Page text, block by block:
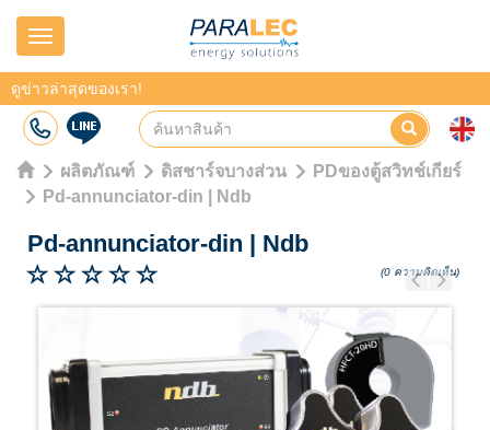
Navigation
ดูข่าวล่าสุดของเรา!
ผลิตภัณฑ์ ดิสชาร์จบางส่วน
PDของตู้สวิทช์เกียร์
Pd-annunciator-din | Ndb
Pd-annunciator-din | Ndb
(0 ความคิดเห็น)
Previous
Next